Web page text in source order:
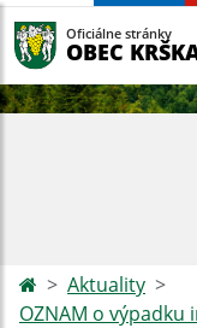
Oficiálne stránky
OBEC
Aktuality
OZNAM o výpadku